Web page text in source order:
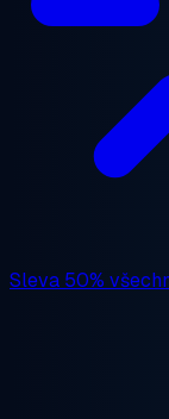
Sleva 50%